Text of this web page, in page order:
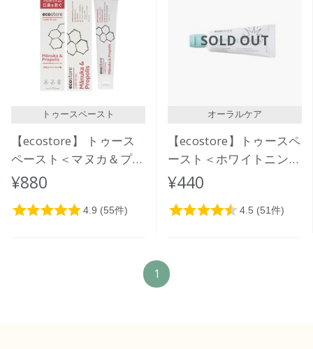
トゥースペースト
【ecostore】 トゥース
ペースト＜マヌカ＆プロ
ポリス＞100ｇ
¥880
SOLD OUT
オーラルケア
【ecostore】トゥースペ
ースト＜ホワイトニング
＞20g
¥440
1